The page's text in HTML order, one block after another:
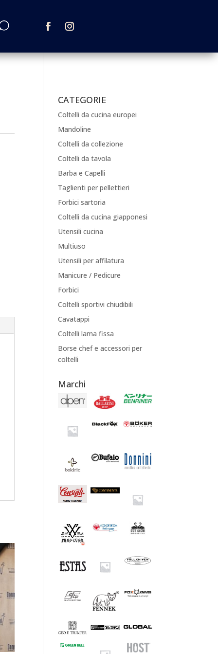
CATEGORIE
Coltelli da cucina europei
Mandoline
Coltelli da collezione
Coltelli da tavola
Barba e Capelli
Taglienti per pellettieri
Forbici sartoria
Coltelli da cucina giapponesi
Utensili cucina
Multiuso
Utensili per affilatura
Manicure / Pedicure
Forbici
Coltelli sportivi chiudibili
Cavatappi
Coltelli lama fissa
Borse chef e accessori per
coltelli
Marchi